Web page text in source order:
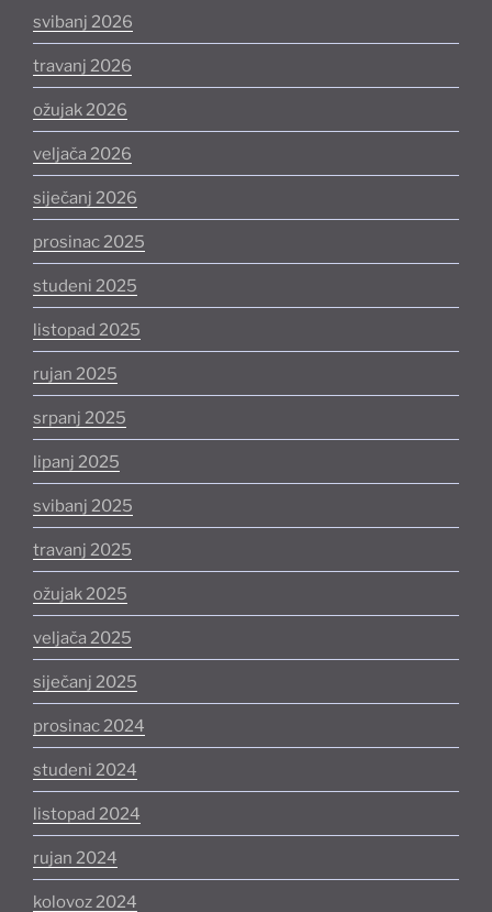
svibanj 2026
travanj 2026
ožujak 2026
veljača 2026
siječanj 2026
prosinac 2025
studeni 2025
listopad 2025
rujan 2025
srpanj 2025
lipanj 2025
svibanj 2025
travanj 2025
ožujak 2025
veljača 2025
siječanj 2025
prosinac 2024
studeni 2024
listopad 2024
rujan 2024
kolovoz 2024